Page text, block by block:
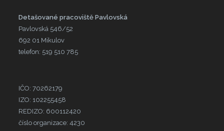
Detašované pracoviště Pavlovská
Pavlovská 546/52
692 01 Mikulov
telefon: 519 510 785
IČO: 70262179
IZO: 102255458
REDIZO: 600112420
číslo organizace: 4230